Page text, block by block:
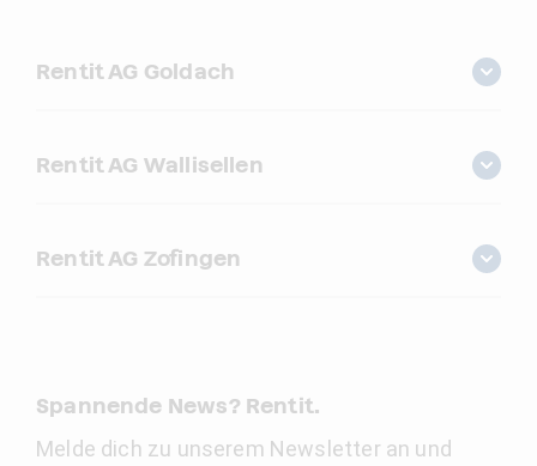
Rentit AG Goldach
Rentit AG Wallisellen
Rentit AG Zofingen
Spannende News? Rentit.
Melde dich zu unserem Newsletter an und